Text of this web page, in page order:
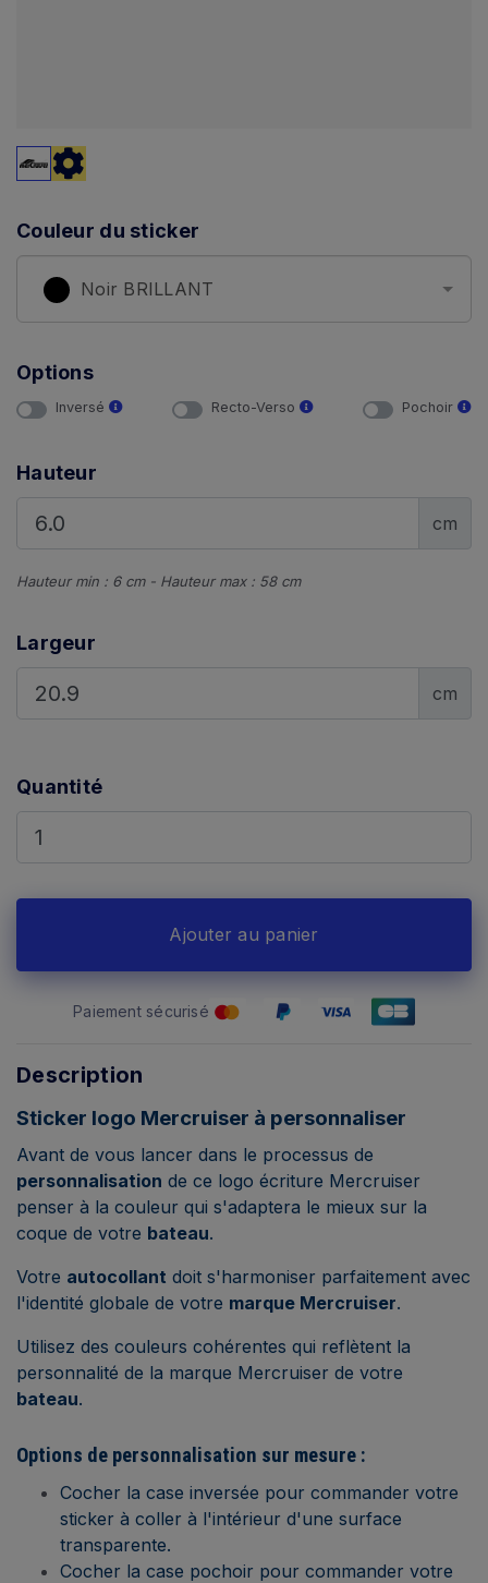
Couleur du sticker
Noir BRILLANT
Options
Inversé Recto-Verso Pochoir
Hauteur
cm
Hauteur min : 6 cm - Hauteur max : 58 cm
Largeur
cm
Quantité
Ajouter au panier
Paiement sécurisé
Description
Sticker logo Mercruiser à personnaliser
Avant de vous lancer dans le processus de
personnalisation de ce logo écriture Mercruiser
penser à la couleur qui s'adaptera le mieux sur la
coque de votre bateau.
Votre autocollant doit s'harmoniser parfaitement avec
l'identité globale de votre marque Mercruiser.
Utilisez des couleurs cohérentes qui reflètent la
personnalité de la marque Mercruiser de votre
bateau.
Options de personnalisation sur mesure :
Cocher la case inversée pour commander votre
sticker à coller à l'intérieur d'une surface
transparente.
Cocher la case pochoir pour commander votre